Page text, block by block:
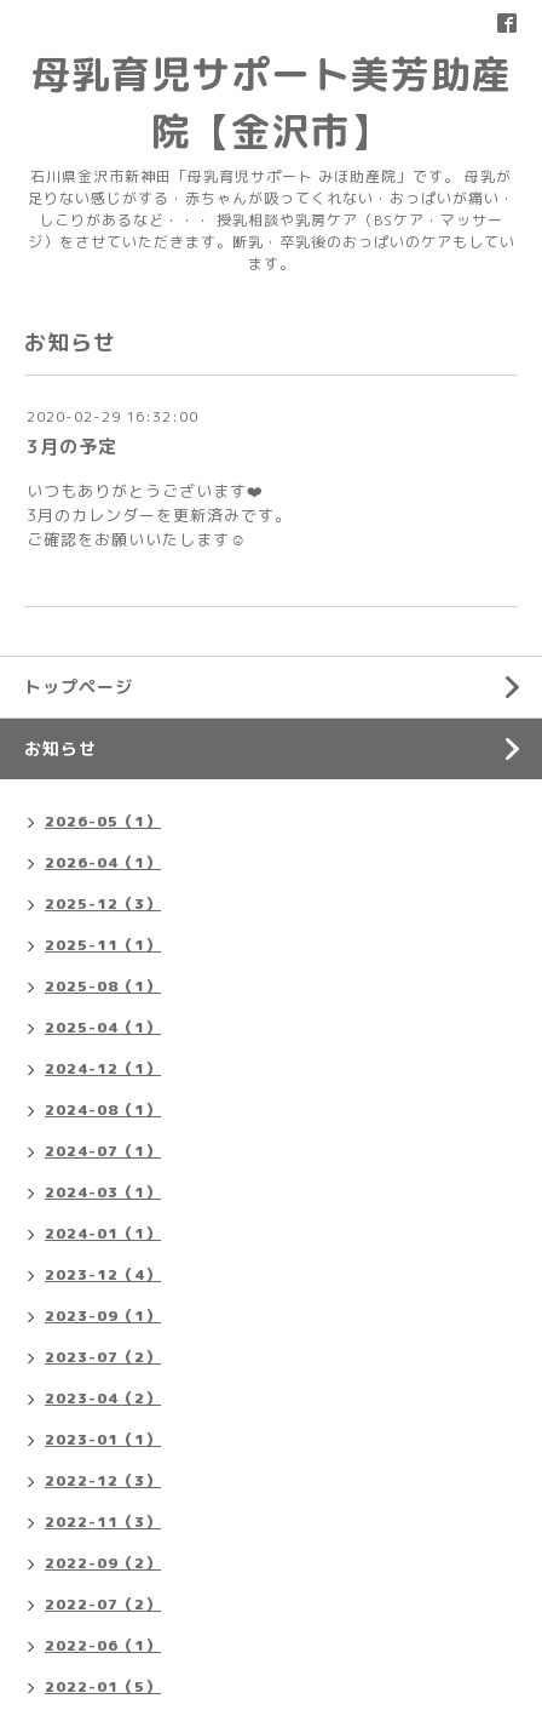
母乳育児サポート美芳助産
院【金沢市】
石川県金沢市新神田「母乳育児サポート みほ助産院」です。 母乳が
足りない感じがする・赤ちゃんが吸ってくれない・おっぱいが痛い・
しこりがあるなど・・・ 授乳相談や乳房ケア（BSケア・マッサー
ジ）をさせていただきます。断乳・卒乳後のおっぱいのケアもしてい
ます。
お知らせ
2020-02-29 16:32:00
3月の予定
いつもありがとうございます❤️
3月のカレンダーを更新済みです。
ご確認をお願いいたします☺️
トップページ
お知らせ
2026-05（1）
2026-04（1）
2025-12（3）
2025-11（1）
2025-08（1）
2025-04（1）
2024-12（1）
2024-08（1）
2024-07（1）
2024-03（1）
2024-01（1）
2023-12（4）
2023-09（1）
2023-07（2）
2023-04（2）
2023-01（1）
2022-12（3）
2022-11（3）
2022-09（2）
2022-07（2）
2022-06（1）
2022-01（5）